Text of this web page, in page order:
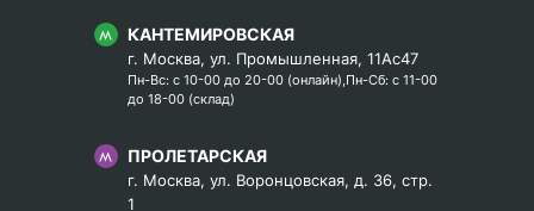
КАНТЕМИРОВСКАЯ
г. Москва, ул. Промышленная, 11Ас47
Пн-Вс: с 10-00 до 20-00 (онлайн),Пн-Сб: с 11-00
до 18-00 (склад)
ПРОЛЕТАРСКАЯ
г. Москва, ул. Воронцовская, д. 36, стр.
1